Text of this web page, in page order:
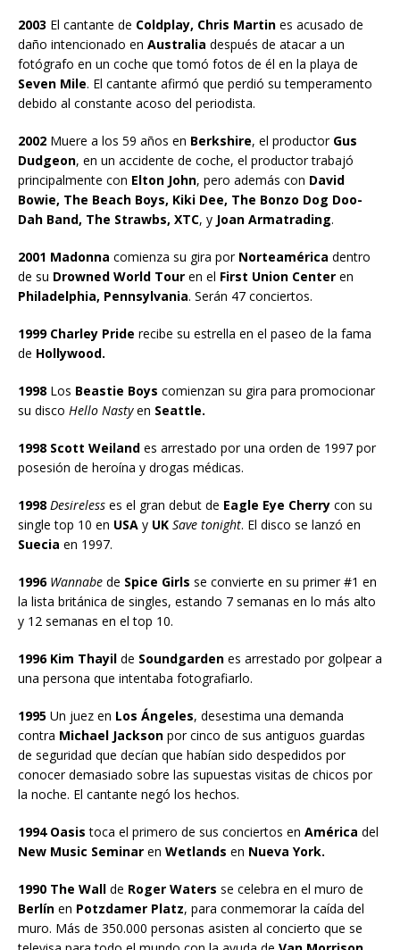
2003 El cantante de Coldplay, Chris Martin es acusado de
daño intencionado en Australia después de atacar a un
fotógrafo en un coche que tomó fotos de él en la playa de
Seven Mile. El cantante afirmó que perdió su temperamento
debido al constante acoso del periodista.
2002 Muere a los 59 años en Berkshire, el productor Gus
Dudgeon, en un accidente de coche, el productor trabajó
principalmente con Elton John, pero además con David
Bowie, The Beach Boys, Kiki Dee, The Bonzo Dog Doo-
Dah Band, The Strawbs, XTC, y Joan Armatrading.
2001 Madonna comienza su gira porNorteamérica dentro
de su Drowned World Tour en el First Union Center en
Philadelphia, Pennsylvania. Serán 47 conciertos.
1999 Charley Pride recibe su estrella en el paseo de la fama
de Hollywood.
1998 Los Beastie Boys comienzan su gira para promocionar
su disco Hello Nastyen Seattle.
1998 Scott Weiland es arrestado por una orden de 1997 por
posesión de heroína y drogas médicas.
1998 Desireless es el gran debut de Eagle Eye Cherry con su
single top 10 en USA y UK Save tonight. El disco se lanzó en
Suecia en 1997.
1996 Wannabe de Spice Girls se convierte en su primer #1 en
la lista británica de singles, estando 7 semanas en lo más alto
y 12 semanas en el top 10.
1996 Kim Thayil de Soundgarden es arrestado por golpear a
una persona que intentaba fotografiarlo.
1995 Un juez en Los Ángeles, desestima una demanda
contra Michael Jackson por cinco de sus antiguos guardas
de seguridad que decían que habían sido despedidos por
conocer demasiado sobre las supuestas visitas de chicos por
la noche. El cantante negó los hechos.
1994 Oasis toca el primero de sus conciertos en América del
New Music Seminar en Wetlands en Nueva York.
1990 The Wall de Roger Waters se celebra en el muro de
Berlín en Potzdamer Platz, para conmemorar la caída del
muro. Más de 350.000 personas asisten al concierto que se